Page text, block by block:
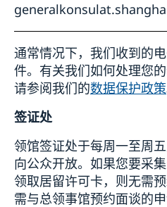
通常情况下，我们收到的
件。有关我们如何处理您
请参阅我们的数据保护政策
签证处
领馆签证处于每周一至周
向公众开放。如果您要采
领取居留许可卡，则无需
需与总领事馆预约面谈的